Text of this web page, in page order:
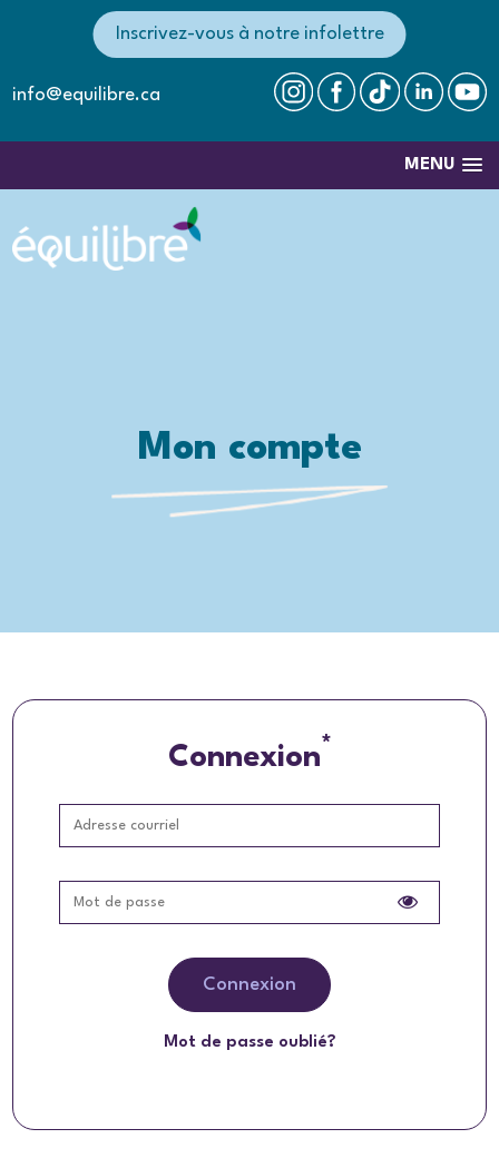
info@equilibre.ca
Inscrivez-vous à notre infolettre
MENU
Mon compte
Connexion*
Mot de passe oublié?